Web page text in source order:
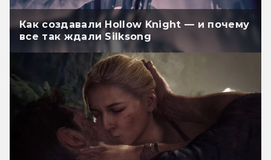
Как создавали Hollow Knight — и почему
все так ждали Silksong